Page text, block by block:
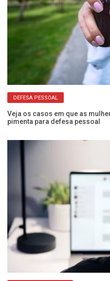
DEFESA PESSOAL
Veja os casos em que as
pimenta para defesa pessoal